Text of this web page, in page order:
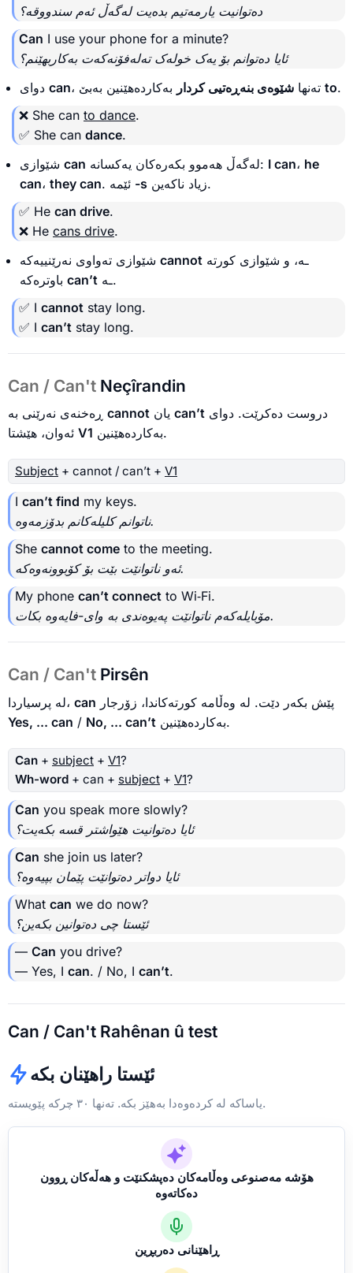
دەتوانیت یارمەتیم بدەیت لەگەڵ ئەم سندووقە؟
Can I use your phone for a minute?
ئایا دەتوانم بۆ یەک خولەک تەلەفۆنەکەت بەکاربهێنم؟
can ، تەنها شێوەی بنەڕەتیی کردار to.
❌ She can to dance.
✅ She can dance.
can لەگەڵ هەموو بکەرەکان یەکسانە: I can، he
can، they can -s
زیاد ناکەین.
✅ He can drive.
❌ He cans drive.
cannot
can’t
ـە.
✅ I cannot stay long.
✅ I can’t stay long.
Can / Can't Neçîrandin
cannot can’t
V1 بەکاردەهێنین.
Subject + cannot / can’t + V1
I can’t find my keys.
ناتوانم کلیلەکانم بدۆزمەوە.
She cannot come to the meeting.
ئه‌و ناتوانێت بێت بۆ کۆبوونەوەکە.
My phone can’t connect to Wi‑Fi.
مۆبایلەکەم ناتوانێت پەیوەندی بە وای-فایەوە بکات.
Can / Can't Pirsên
لە پرسیاردا، can پێش بکەر دێت. لە وەڵامە کورتەکاندا، زۆرجار
Yes, ... can / No, ... can’t بەکاردەهێنین.
Can + subject + V1?
Wh-word + can + subject + V1?
Can you speak more slowly?
ئایا دەتوانیت هێواشتر قسە بکەیت؟
Can she join us later?
ئایا دواتر دەتوانێت پێمان بپیەوە؟
What can we do now?
ئێستا چی دەتوانین بکەین؟
— Can you drive?
— Yes, I can. / No, I can’t.
Can / Can't Rahênan û test
ئێستا راهێنان بکە
یاساکە لە کردەوەدا بەهێز بکە. تەنها ٣٠ چرکە پێویستە.
هۆشە مەصنوعی وەڵامەکان دەپشکنێت و هەڵەکان ڕوون
دەکاتەوە
ڕاهێنانی دەربڕین